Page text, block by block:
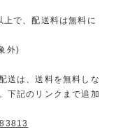
で、配送料は無料に
外)
送は、送料を無料しな
下記のリンクまで追加